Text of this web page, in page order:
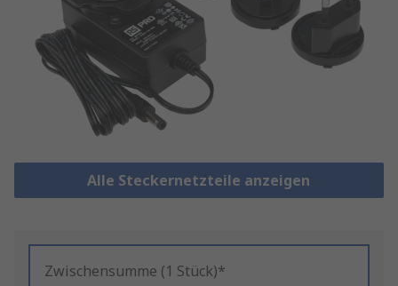
Alle Steckernetzteile anzeigen
Zwischensumme (1 Stück)*